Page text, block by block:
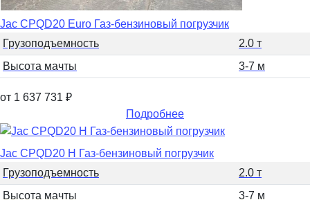
Jac CPQD20 Euro Газ-бензиновый погрузчик
Грузоподъемность
2.0 т
Высота мачты
3-7 м
от 1 637 731 ₽
Подробнее
Jac CPQD20 H Газ-бензиновый погрузчик
Грузоподъемность
2.0 т
Высота мачты
3-7 м